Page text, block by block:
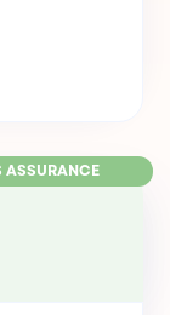
ASSURANCE